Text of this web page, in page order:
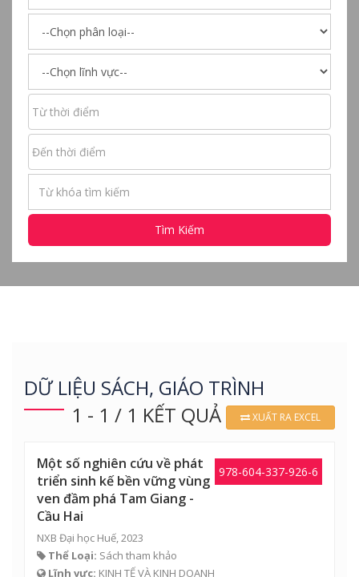
Tìm Kiếm
DỮ LIỆU SÁCH, GIÁO TRÌNH
1 - 1 / 1 KẾT QUẢ
XUẤT RA EXCEL
978-604-337-926-6
Một số nghiên cứu về phát
triển sinh kế bền vững vùng
ven đầm phá Tam Giang -
Cầu Hai
NXB Đại học Huế, 2023
Thể Loại: Sách tham khảo
Lĩnh vực: KINH TẾ VÀ KINH DOANH